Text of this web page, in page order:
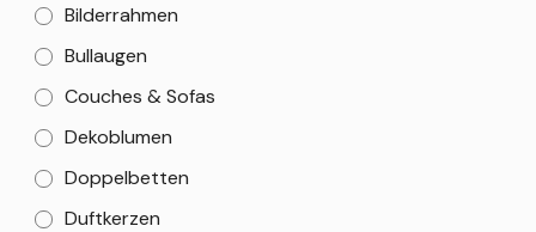
Bilderrahmen
Bullaugen
Couches & Sofas
Dekoblumen
Doppelbetten
Duftkerzen